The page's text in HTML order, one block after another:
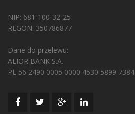
NIP: 681-100-32-25
REGON: 350786877
Dane do przelewu:
ALIOR BANK S.A.
PL 56 2490 0005 0000 4530 5899 7384